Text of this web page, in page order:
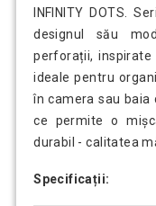
INFINITY DOTS.
designul său
perforații, inspirate
ideale pentru
în camera sau baia
ce permite o
durabil - calitatea
Specificații: